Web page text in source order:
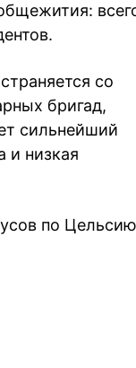
со
бригад,
сильнейший
и низкая
по